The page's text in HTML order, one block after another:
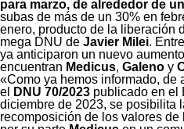
para marzo, de alrededor de
subas de más de un 30% en
enero, producto de la liberación
mega DNU de Javier Milei.
ya anticiparon un nuevo
encuentran Medicus, Galeno y
«Como ya hemos informado, de
el
DNU 70/2023 publicado en el
diciembre de 2023, se posibilita
recomposición de los valores